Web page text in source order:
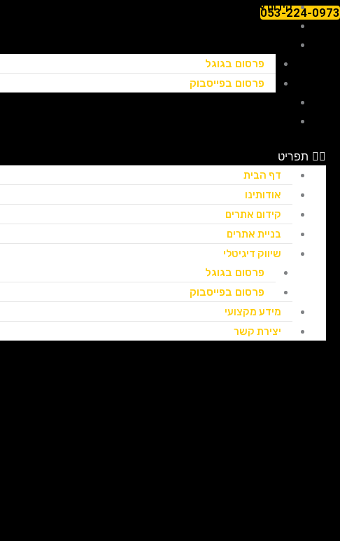
053-224-0973
קידום אתרים
פרסום בגוגל
פרסום בפייסבוק
תפריט
דף הבית
אודותינו
קידום אתרים
בניית אתרים
שיווק דיגיטלי
פרסום בגוגל
פרסום בפייסבוק
מידע מקצועי
יצירת קשר